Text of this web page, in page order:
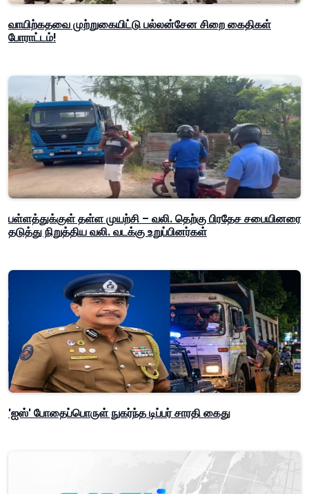
வாயிற்கதவை முற்றுகையிட்டு பல்லன்சேன சிறை கைதிகள்
போராட்டம்!
பள்ளத்துக்குள் தள்ள முயற்சி – வலி. தெற்கு பிரதேச சபையினரை
தடுத்து நிறுத்திய வலி. வடக்கு உறுப்பினர்கள்
'ஐஸ்' போதைப்பொருள் நுகர்ந்த டிப்பர் சாரதி கைது